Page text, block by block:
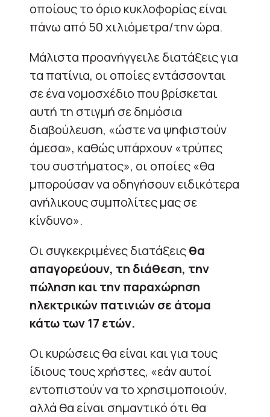
οποίους το όριο κυκλοφορίας είναι
πάνω από 50 χιλιόμετρα/την ώρα.
Μάλιστα προανήγγειλε διατάξεις για
τα πατίνια, οι οποίες εντάσσονται
σε ένα νομοσχέδιο που βρίσκεται
αυτή τη στιγμή σε δημόσια
διαβούλευση, «ώστε να ψηφιστούν
άμεσα», καθώς υπάρχουν «τρύπες
του συστήματος», οι οποίες «θα
μπορούσαν να οδηγήσουν ειδικότερα
ανήλικους συμπολίτες μας σε
κίνδυνο».
Οι συγκεκριμένες διατάξειςθα
απαγορεύουν, τη διάθεση, την
πώληση και την παραχώρηση
ηλεκτρικών πατινιών σε άτομα
κάτω των 17 ετών.
Οι κυρώσεις θα είναι και για τους
ίδιους τους χρήστες, «εάν αυτοί
εντοπιστούν να το χρησιμοποιούν,
αλλά θα είναι σημαντικό ότι θα